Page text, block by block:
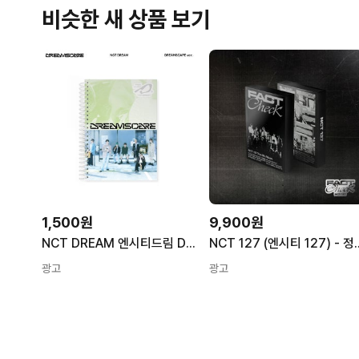
비슷한 새 상품 보기
1,500원
NCT DREAM 엔시티드림 DREAMSCAPE DREAMSCAPE Ver
광고
9,900원
NCT 127 (엔시티
광고